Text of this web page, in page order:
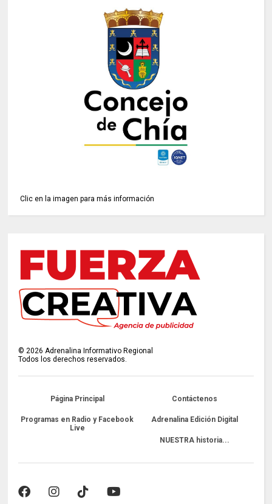
Clic en la imagen para más información
©2026 Adrenalina Informativo Regional
Todos los derechos reservados.
Página Principal Contáctenos
Programas en Radio y Facebook
Live
Adrenalina Edición Digital
NUESTRA historia...